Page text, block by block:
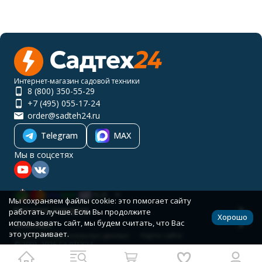
Интернет-магазин садовой техники
8 (800) 350-55-29
+7 (495) 055-17-24
order@sadteh24.ru
Telegram
MAX
Мы в соцсетях
Каталог товаров
Помощь
Политика персональных данных
© 2001-2026 САДТЕХ24
Разработано в
bodysite.ru
Мы сохраняем файлы cookie: это помогает сайту
работать лучше. Если Вы продолжите
использовать сайт, мы будем считать, что Вас
это устраивает.
Хорошо